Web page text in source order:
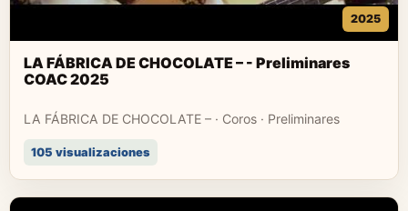
2025
LA FÁBRICA DE CHOCOLATE – - Preliminares
COAC 2025
LA FÁBRICA DE CHOCOLATE – · Coros · Preliminares
105 visualizaciones